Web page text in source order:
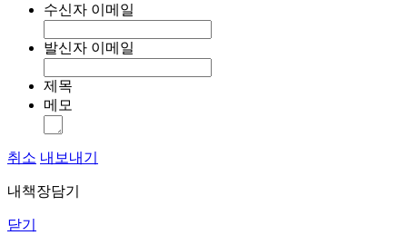
수신자 이메일
발신자 이메일
제목
메모
취소 내보내기
내책장담기
닫기